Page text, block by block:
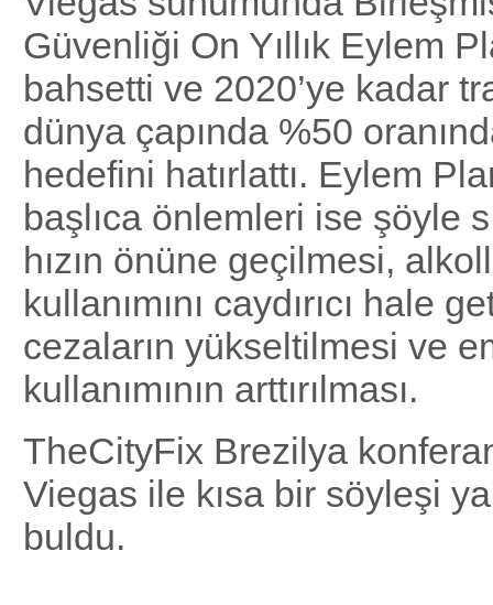
Güvenliği On Yıllık Eylem
bahsetti ve 2020’ye kadar
dünya çapında %50
hedefini hatırlattı. Eylem
başlıca önlemleri ise şöyle
hızın önüne geçilmesi,
kullanımını caydırıcı hale
cezaların yükseltilmesi ve
kullanımının arttırılması.
TheCityFix Brezilya
Viegas ile kısa bir söyleşi
buldu.